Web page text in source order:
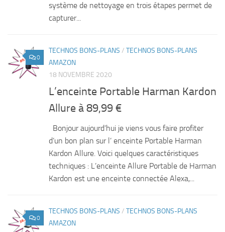
système de nettoyage en trois étapes permet de
capturer...
0
TECHNOS BONS-PLANS / TECHNOS BONS-PLANS
AMAZON
18 NOVEMBRE 2020
L’enceinte Portable Harman Kardon
Allure à 89,99 €
Bonjour aujourd’hui je viens vous faire profiter
d’un bon plan sur l’ enceinte Portable Harman
Kardon Allure. Voici quelques caractéristiques
techniques : L’enceinte Allure Portable de Harman
Kardon est une enceinte connectée Alexa,...
0
TECHNOS BONS-PLANS / TECHNOS BONS-PLANS
AMAZON